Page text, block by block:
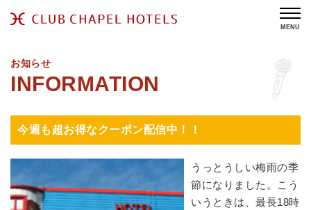
MENU
お知らせ
今週も超お得なクーポン配信中！！
うっとうしい梅雨の季
節になりました。こう
いうときは、最長18時